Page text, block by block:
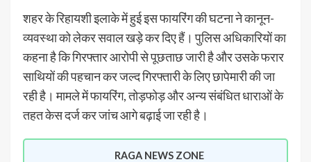
शहर के रिहायशी इलाके में हुई इस फायरिंग की घटना ने कानून-
व्यवस्था को लेकर सवाल खड़े कर दिए हैं। पुलिस अधिकारियों का
कहना है कि गिरफ्तार आरोपी से पूछताछ जारी है और उसके फरार
साथियों की पहचान कर जल्द गिरफ्तारी के लिए छापेमारी की जा
रही है। मामले में फायरिंग, तोड़फोड़ और अन्य संबंधित धाराओं के
तहत केस दर्ज कर जांच आगे बढ़ाई जा रही है।
RAGA NEWS ZONE